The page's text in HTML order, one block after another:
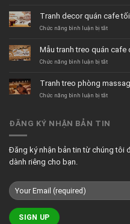
tường
quán
hiện
đại
Tranh decor quán cafe
Chức năng bình luận bị tắtở
quán
cafe
Mẫu tranh treo quán cafe
Chức năng bình luận bị tắtở
treo
quán
Tranh treo phòng
Chức năng bình luận bị tắtở
phòng
ĐĂNG KÝ NHẬN BẢN TIN
Đăng ký nhận bản tin từ chúng tôi
dành riêng cho bạn.